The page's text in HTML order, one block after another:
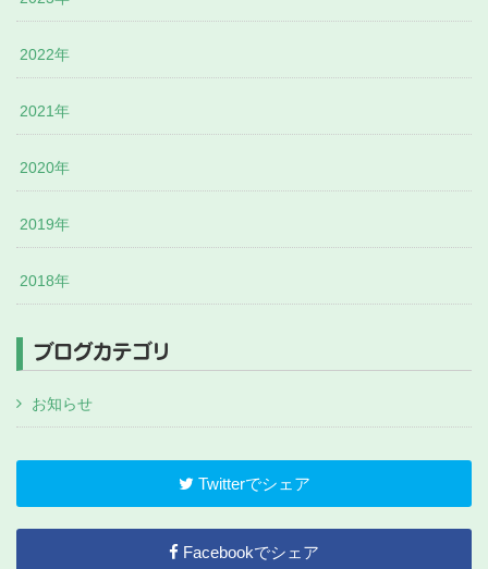
2022年
2021年
2020年
2019年
2018年
ブログカテゴリ
お知らせ
Twitterでシェア
Facebookでシェア